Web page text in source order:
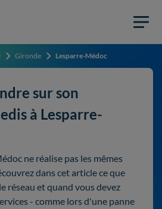
Gironde Lesparre-Médoc
sur son
à Lesparre-
ne réalise pas les mêmes
dans cet article ce que
réseau et quand vous devez
- comme lors d'une panne